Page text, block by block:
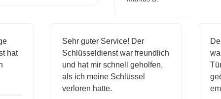
hat
Sehr guter Service! Der
Schlüsseldienst war freundlich
und hat mir schnell geholfen,
als ich meine Schlüssel
verloren hatte.